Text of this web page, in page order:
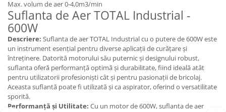
Max. volum de aer 0-4,0m3/min
Suflanta de Aer TOTAL Industrial -
600W
Descriere: Suflanta de aer TOTAL Industrial cu o putere de 600W este
un instrument esențial pentru diverse aplicații de curățare și
întreținere. Datorită motorului său puternic și designului robust,
suflanta oferă performanță optimă și durabilitate, fiind ideală atât
pentru utilizatorii profesioniști cât și pentru pasionații de bricolaj.
Aceasta suflantă poate fi utilizată și ca aspirator, oferind o versatilitate
sporită.
Performanță și Utilitate: Cu un motor de 600W, suflanta de aer